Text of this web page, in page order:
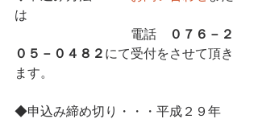
は
電話
０７６－２
０５－０４８２ にて受付をさせて頂き
ます。
◆申込み締め切り・・・平成２９年